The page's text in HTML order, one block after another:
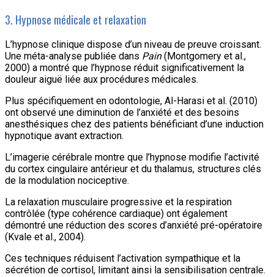
3. Hypnose médicale et relaxation
L’hypnose clinique dispose d’un niveau de preuve croissant.
Une méta-analyse publiée dans Pain(Montgomery et al.,
2000) a montré que l’hypnose réduit significativement la
douleur aiguë liée aux procédures médicales.
Plus spécifiquement en odontologie, Al-Harasi et al. (2010)
ont observé une diminution de l’anxiété et des besoins
anesthésiques chez des patients bénéficiant d’une induction
hypnotique avant extraction.
L’imagerie cérébrale montre que l’hypnose modifie l’activité
du cortex cingulaire antérieur et du thalamus, structures clés
de la modulation nociceptive.
La relaxation musculaire progressive et la respiration
contrôlée (type cohérence cardiaque) ont également
démontré une réduction des scores d’anxiété pré-opératoire
(Kvale et al., 2004).
Ces techniques réduisent l’activation sympathique et la
sécrétion de cortisol, limitant ainsi la sensibilisation centrale.